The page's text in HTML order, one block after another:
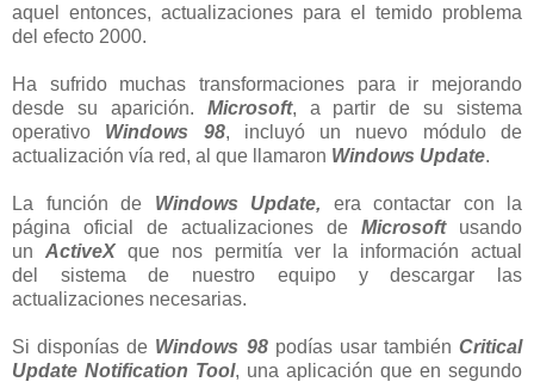
aquel entonces, actualizaciones para el temido problema
del efecto 2000.
Ha sufrido muchas transformaciones para ir mejorando
desde su aparición. Microsoft, a partir de su sistema
operativo Windows 98, incluyó un nuevo módulo de
actualización vía red, al que llamaron Windows Update.
La función de Windows Update, era contactar con la
página oficial de actualizaciones de Microsoft usando
un ActiveX que nos permitía ver la información actual
del sistema de nuestro equipo y descargar las
actualizaciones necesarias.
Si disponías de Windows 98podías usar también Critical
Update Notification Tool, una aplicación que en segundo